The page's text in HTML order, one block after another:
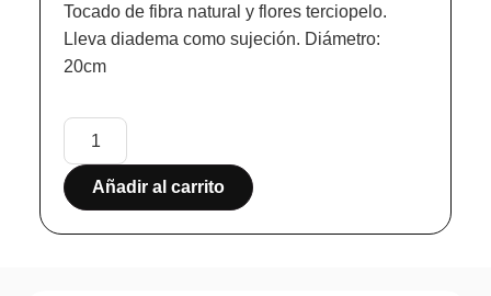
Tocado de fibra natural y flores terciopelo.
Lleva diadema como sujeción. Diámetro:
20cm
Añadir al carrito